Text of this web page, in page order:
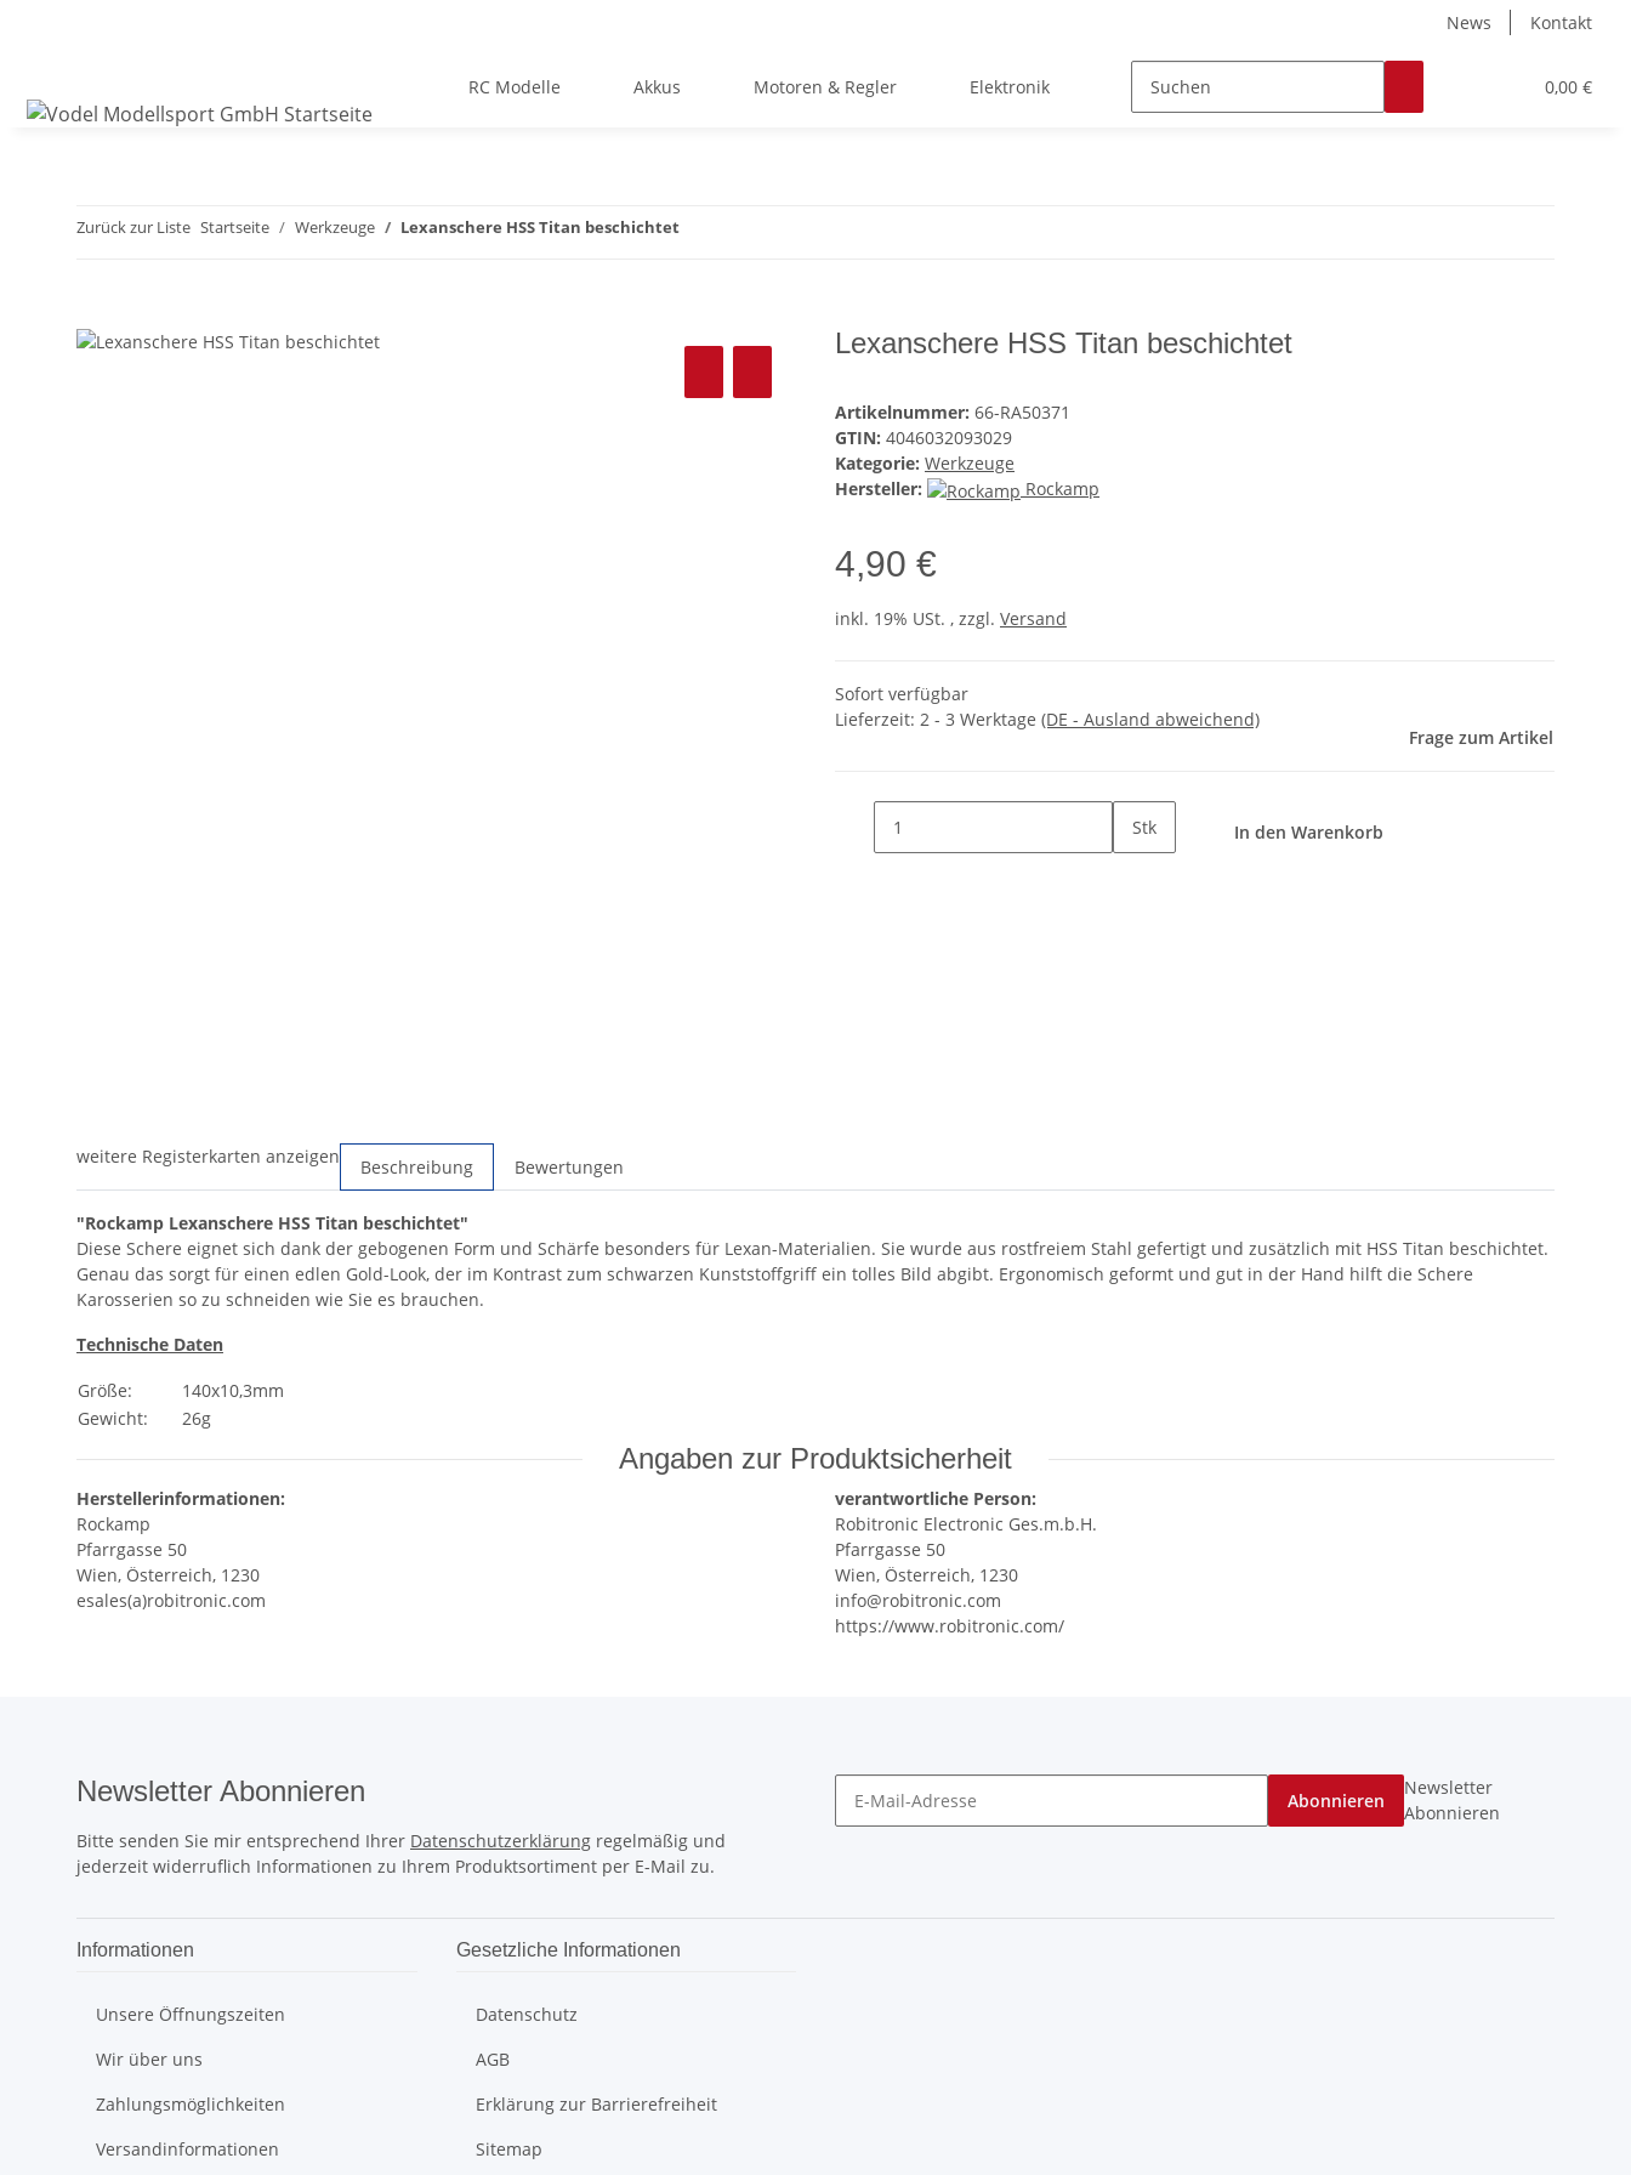
News Kontakt
0,00 €
RC Modelle Akkus Motoren & Regler Elektronik Zubehör Werkstoffe
Zurück zur Liste Startseite Werkzeuge Lexanschere HSS Titan beschichtet
Lexanschere HSS Titan beschichtet
Artikelnummer: 66-RA50371
GTIN: 4046032093029
Kategorie: Werkzeuge
Hersteller:
Rockamp
4,90 €
inkl. 19% USt. , zzgl. Versand
Sofort verfügbar
Lieferzeit: 2 - 3 Werktage (DE - Ausland abweichend)
Frage zum Artikel
Stk In den Warenkorb
weitere Registerkarten anzeigen Beschreibung Bewertungen
"Rockamp Lexanschere HSS Titan beschichtet"
Diese Schere eignet sich dank der gebogenen Form und Schärfe besonders für Lexan-Materialien. Sie wurde aus rostfreiem Stahl gefertigt und zusätzlich mit HSS Titan beschichtet.
Genau das sorgt für einen edlen Gold-Look, der im Kontrast zum schwarzen Kunststoffgriff ein tolles Bild abgibt. Ergonomisch geformt und gut in der Hand hilft die Schere
Karosserien so zu schneiden wie Sie es brauchen.
Technische Daten
Größe:
140x10,3mm
Gewicht:
26g
Angaben zur Produktsicherheit
Herstellerinformationen:
Rockamp
Pfarrgasse 50
Wien, Österreich, 1230
esales(a)robitronic.com
verantwortliche Person:
Robitronic Electronic Ges.m.b.H.
Pfarrgasse 50
Wien, Österreich, 1230
info@robitronic.com
https://www.robitronic.com/
Newsletter Abonnieren
Bitte senden Sie mir entsprechend Ihrer Datenschutzerklärung regelmäßig und
jederzeit widerruflich Informationen zu Ihrem Produktsortiment per E-Mail zu.
Abonnieren
Newsletter
Abonnieren
Informationen
Unsere Öffnungszeiten
Wir über uns
Zahlungsmöglichkeiten
Versandinformationen
Gesetzliche Informationen
Datenschutz
AGB
Erklärung zur Barrierefreiheit
Sitemap